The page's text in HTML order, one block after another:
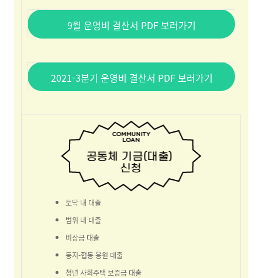
9월 운영비 결산서 PDF 보러가기
2021-3분기 운영비 결산서 PDF 보러가기
토닥 내 대출
범위 내 대출
비상금 대출
둥지-협동 응원 대출
청년 사회주택 보증금 대출